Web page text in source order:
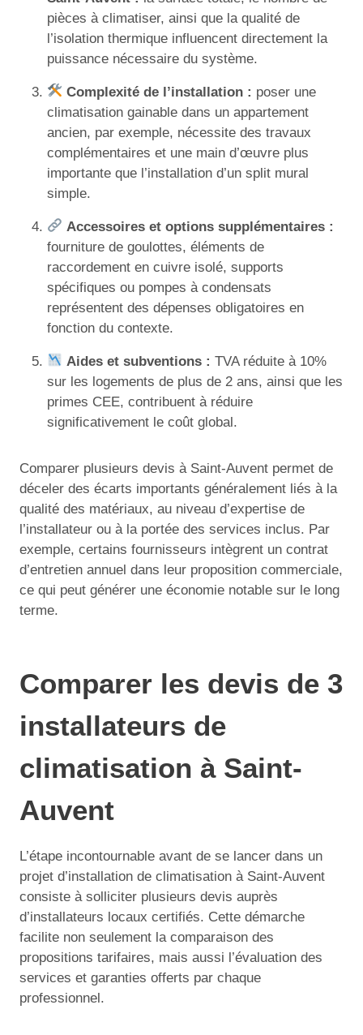
pièces à climatiser, ainsi que la qualité de
l’isolation thermique influencent directement la
puissance nécessaire du système.
Complexité de l’installation : poser une
climatisation gainable dans un appartement
ancien, par exemple, nécessite des travaux
complémentaires et une main d’œuvre plus
importante que l’installation d’un split mural
simple.
Accessoires et options supplémentaires :
fourniture de goulottes, éléments de
raccordement en cuivre isolé, supports
spécifiques ou pompes à condensats
représentent des dépenses obligatoires en
fonction du contexte.
Aides et subventions : TVA réduite à 10%
sur les logements de plus de 2 ans, ainsi que les
primes CEE, contribuent à réduire
significativement le coût global.
Comparer plusieurs devis à Saint-Auvent permet de
déceler des écarts importants généralement liés à la
qualité des matériaux, au niveau d’expertise de
l’installateur ou à la portée des services inclus. Par
exemple, certains fournisseurs intègrent un contrat
d’entretien annuel dans leur proposition commerciale,
ce qui peut générer une économie notable sur le long
terme.
Comparer les devis de 3
installateurs de
climatisation à Saint-
Auvent
L’étape incontournable avant de se lancer dans un
projet d’installation de climatisation à Saint-Auvent
consiste à solliciter plusieurs devis auprès
d’installateurs locaux certifiés. Cette démarche
facilite non seulement la comparaison des
propositions tarifaires, mais aussi l’évaluation des
services et garanties offerts par chaque
professionnel.